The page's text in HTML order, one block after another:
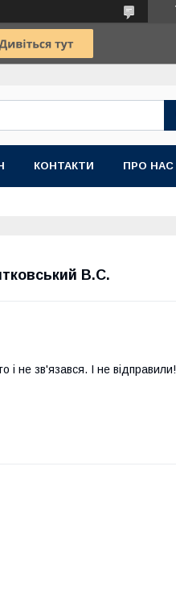
КОНТАКТИ ПРО НАС
В.С.
не зв'язався. І не відправили!